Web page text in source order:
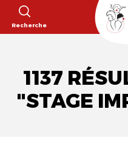
Recherche
1137
"STAGE